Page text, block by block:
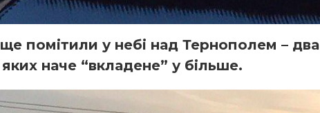
помітили у небі над Тернополем – два
наче “вкладене” у більше.